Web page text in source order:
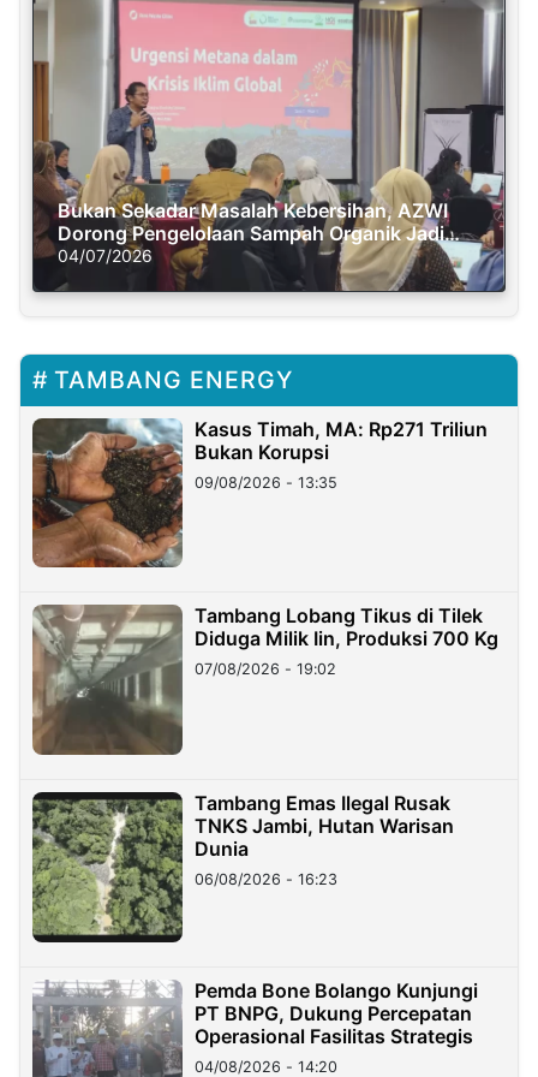
Bukan Sekadar Masalah Kebersihan, AZWI
Dorong Pengelolaan Sampah Organik Jadi
Solusi Krisis Iklim
04/07/2026
TAMBANG ENERGY
Kasus Timah, MA: Rp271 Triliun
Bukan Korupsi
09/08/2026 - 13:35
Tambang Lobang Tikus di Tilek
Diduga Milik Iin, Produksi 700 Kg
07/08/2026 - 19:02
Tambang Emas Ilegal Rusak
TNKS Jambi, Hutan Warisan
Dunia
06/08/2026 - 16:23
Pemda Bone Bolango Kunjungi
PT BNPG, Dukung Percepatan
Operasional Fasilitas Strategis
04/08/2026 - 14:20